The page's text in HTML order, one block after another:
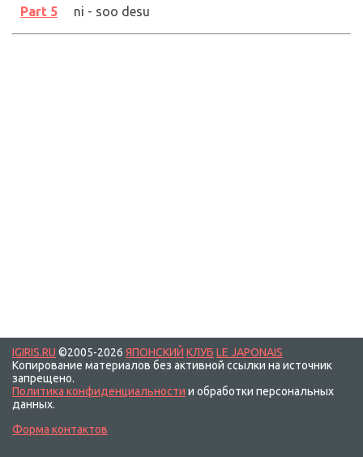
Part 5 ni - soo desu
IGIRIS.RU ©2005-2026 ЯПОНСКИЙ КЛУБ LE JAPONAIS
Копирование материалов без активной ссылки на источник
запрещено.
Политика конфиденциальности и обработки персональных
данных.
Форма контактов